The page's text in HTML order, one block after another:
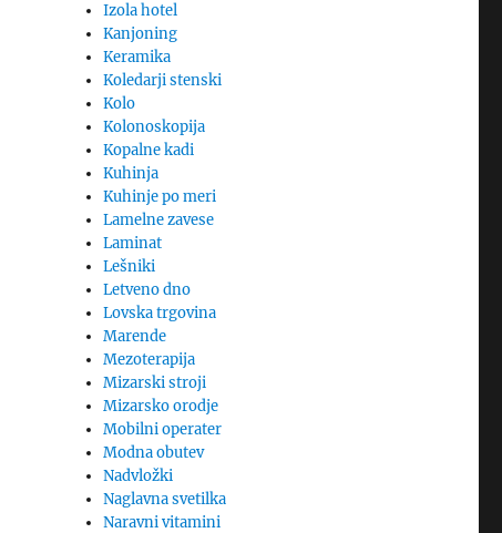
Izola hotel
Kanjoning
Keramika
Koledarji stenski
Kolo
Kolonoskopija
Kopalne kadi
Kuhinja
Kuhinje po meri
Lamelne zavese
Laminat
Lešniki
Letveno dno
Lovska trgovina
Marende
Mezoterapija
Mizarski stroji
Mizarsko orodje
Mobilni operater
Modna obutev
Nadvložki
Naglavna svetilka
Naravni vitamini